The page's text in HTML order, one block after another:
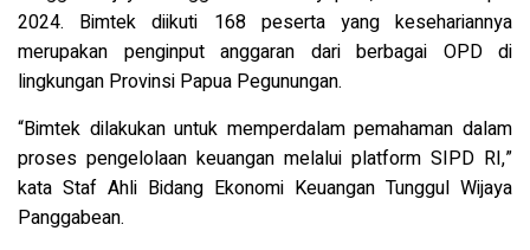
2024. Bimtek diikuti 168 peserta yang kesehariannya
merupakan penginput anggaran dari berbagai OPD di
lingkungan Provinsi Papua Pegunungan.
“Bimtek dilakukan untuk memperdalam pemahaman dalam
proses pengelolaan keuangan melalui platform SIPD RI,”
kata Staf Ahli Bidang Ekonomi Keuangan Tunggul Wijaya
Panggabean.